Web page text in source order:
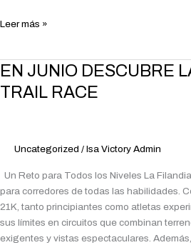
Leer más »
EN JUNIO DESCUBRE
TRAIL RACE
Uncategorized / Isa Victory Admin
Un Reto para Todos los Niveles La
para corredores de todas las habilidades.
21K, tanto principiantes como atletas
sus límites en circuitos que combinan
exigentes y vistas espectaculares.
EN
DESCUBRE
TRAIL